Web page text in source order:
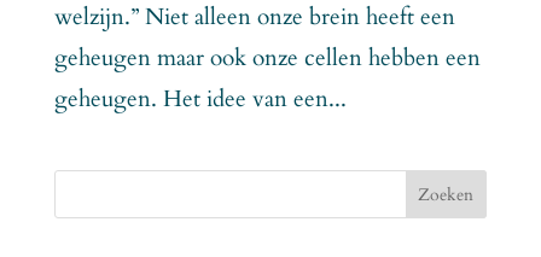
welzijn.” Niet alleen onze brein heeft een
geheugen maar ook onze cellen hebben een
geheugen. Het idee van een...
Zoeken